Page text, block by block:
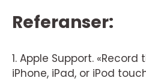
Referanser:
1. Apple Support.
iPhone, iPad, or iPod